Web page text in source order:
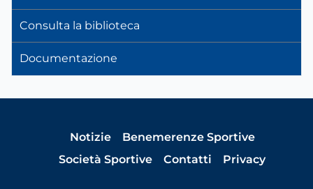
Consulta la biblioteca
Documentazione
Notizie
Benemerenze Sportive
Società Sportive
Contatti Privacy